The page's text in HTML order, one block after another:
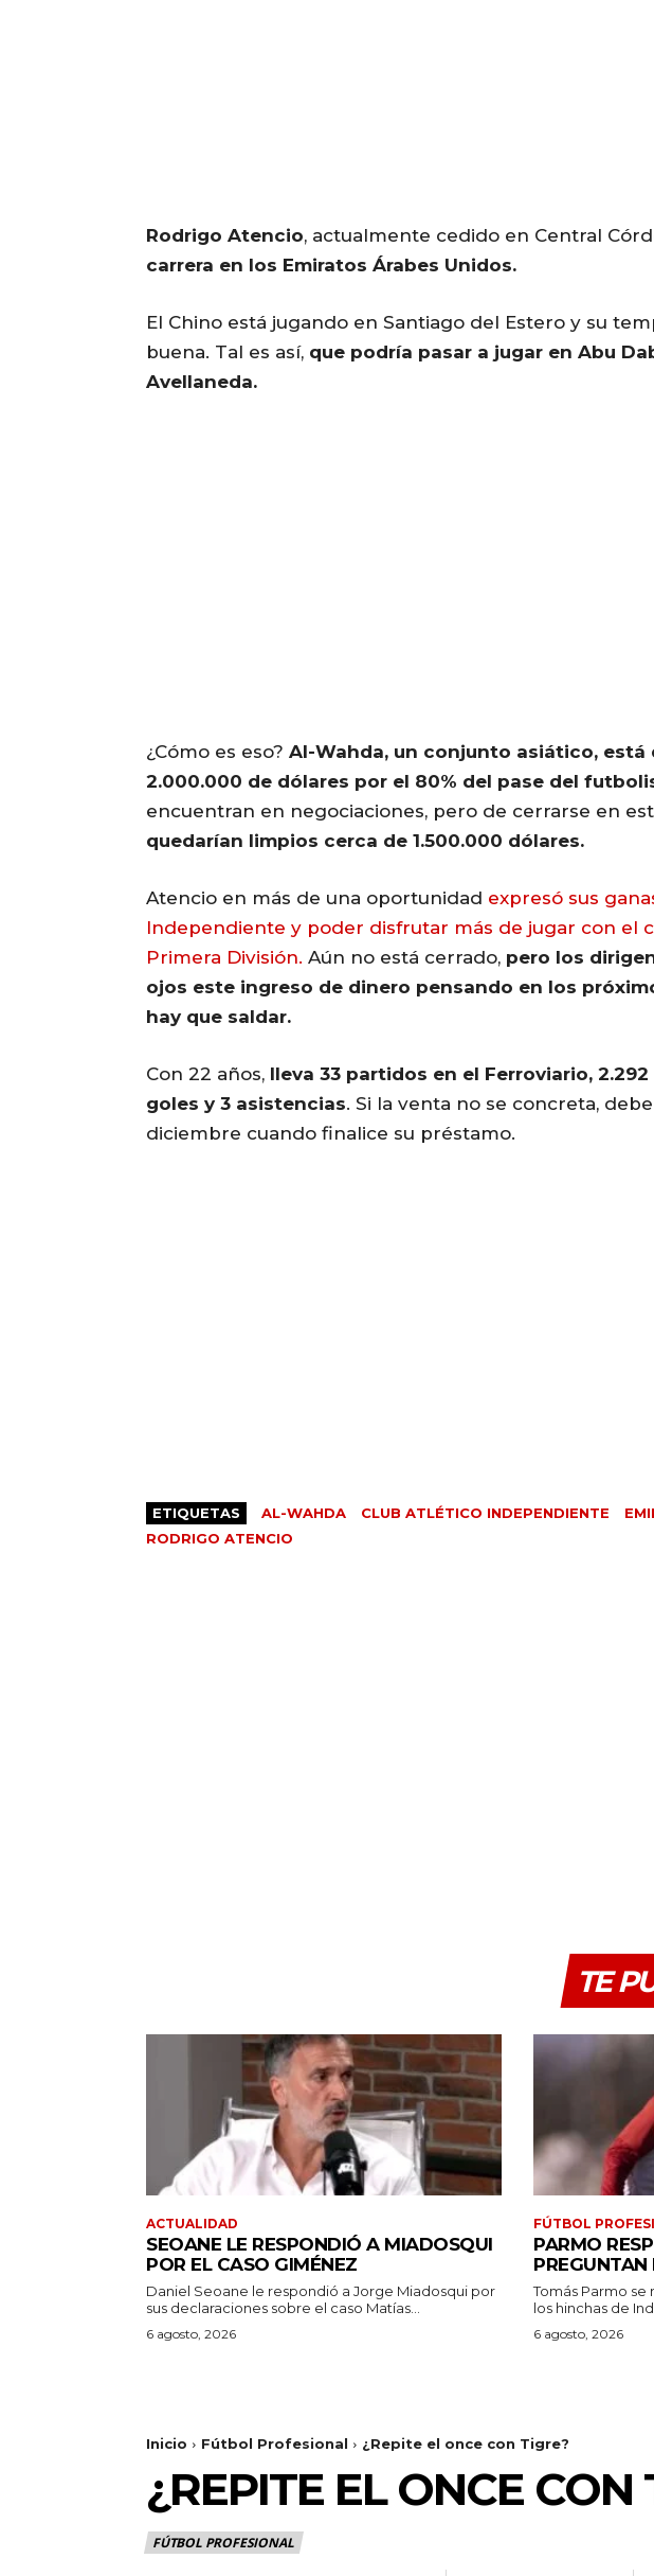
Rodrigo Atencio, actualmente cedido en Central
carrera en los Emiratos Árabes Unidos.
El Chino está jugando en Santiago del Estero y su
buena. Tal es así, que podría pasar a jugar en Abu
Avellaneda.
¿Cómo es eso? Al-Wahda, un conjunto asiático, está
2.000.000 de dólares por el 80% del pase del
encuentran en negociaciones, pero de cerrarse en
quedarían limpios cerca de 1.500.000 dólares.
Atencio en más de una oportunidad expresó sus
Independiente y poder disfrutar más de jugar con el
Primera División. Aún no está cerrado, pero los
ojos este ingreso de dinero pensando en los
hay que saldar.
Con 22 años, lleva 33 partidos en el Ferroviario,
goles y 3 asistencias. Si la venta no se concreta,
diciembre cuando finalice su préstamo.
ETIQUETAS AL-WAHDA CLUB ATLÉTICO INDEPENDIENTE
RODRIGO ATENCIO
TE
ACTUALIDAD
SEOANE LE RESPONDIÓ A MIADOSQUI
POR EL CASO GIMÉNEZ
Daniel Seoane le respondió a Jorge Miadosqui por
sus declaraciones sobre el caso Matías...
6 agosto, 2026
FÚTBOL
PARMO
PREGUNTAN
Tomás Parmo
los hinchas de
6 agosto, 2026